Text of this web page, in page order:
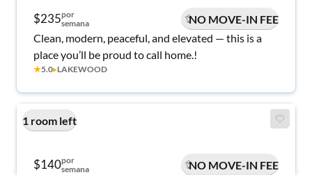
$235por
semana
NO MOVE-IN FEE
Clean, modern, peaceful, and elevated — this is a
place you’ll be proud to call home.!
★5.0▸LAKEWOOD
1 room left
$140por
semana
NO MOVE-IN FEE